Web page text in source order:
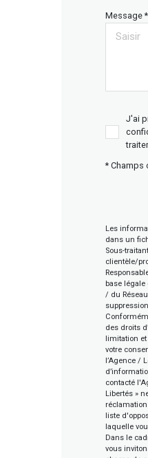
Message *
J'ai
* Champs
Les
dans un
Sous-
clientèle/
base
/ du
des droits
limitation et
votre
l’Agence /
contacté
Libertés »
liste
laquelle
Dans le
vous